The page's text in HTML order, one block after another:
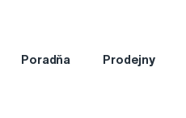
Poradňa Prodejny